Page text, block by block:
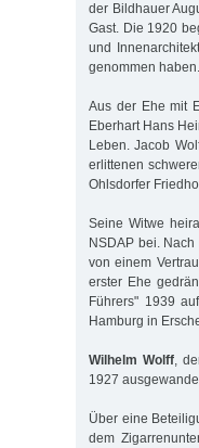
der Bildhauer
Gast. Die 1920
und
genommen haben.
Aus der Ehe mit
Eberhart Hans
Leben. Jacob
erlittenen
Ohlsdorfer
Seine Witwe
NSDAP bei.
von einem
erster Ehe
Führers" 1939
Hamburg in
Wilhelm Wolff,
1927
Über eine
dem